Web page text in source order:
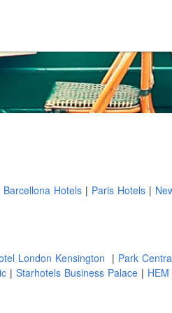
Barcellona Hotels Paris Hotels
London Kensington Park
Starhotels Business Palace